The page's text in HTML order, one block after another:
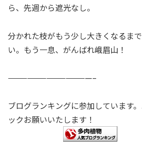
ら、先週から遮光なし。
分かれた枝がもう少し大きくなるま
い。もう一息、がんばれ峨眉山！
—————————————–
ブログランキングに参加しています
ックお願いいたします！